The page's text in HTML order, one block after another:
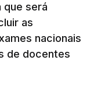
que será
as
nacionais
de docentes